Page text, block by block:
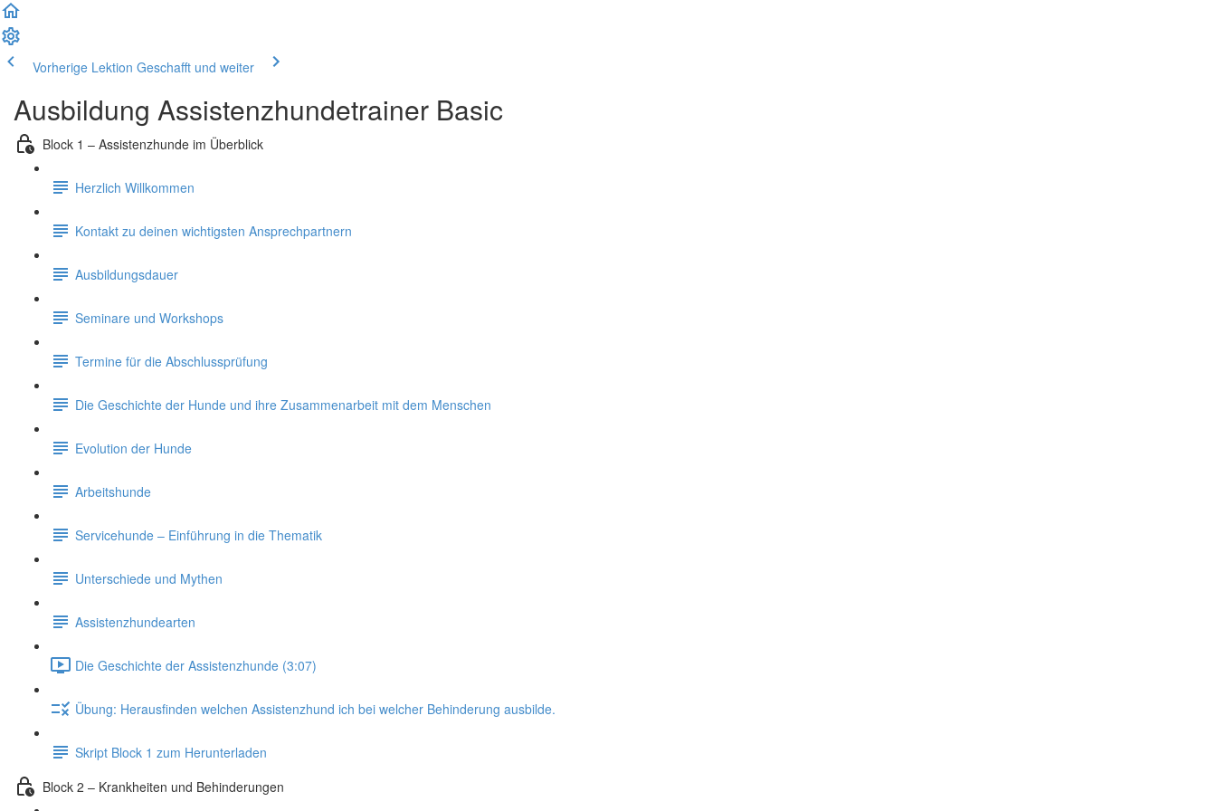
Vorherige Lektion Geschafft und weiter
Ausbildung Assistenzhundetrainer Basic
Block 1 – Assistenzhunde im Überblick
Herzlich Willkommen
Kontakt zu deinen wichtigsten Ansprechpartnern
Ausbildungsdauer
Seminare und Workshops
Termine für die Abschlussprüfung
Die Geschichte der Hunde und ihre Zusammenarbeit mit dem Menschen
Evolution der Hunde
Arbeitshunde
Servicehunde – Einführung in die Thematik
Unterschiede und Mythen
Assistenzhundearten
Die Geschichte der Assistenzhunde (3:07)
Übung: Herausfinden welchen Assistenzhund ich bei welcher Behinderung ausbilde.
Skript Block 1 zum Herunterladen
Block 2 – Krankheiten und Behinderungen